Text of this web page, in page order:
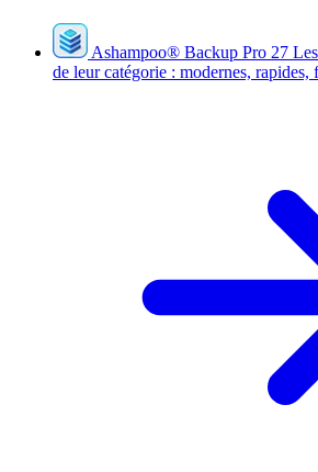
Ashampoo® Backup Pro 27
de leur catégorie : modernes, rapides,